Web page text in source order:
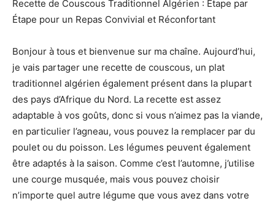
Recette de Couscous Traditionnel Algérien : Étape par
Étape pour un Repas Convivial et Réconfortant
Bonjour à tous et bienvenue sur ma chaîne. Aujourd’hui,
je vais partager une recette de couscous, un plat
traditionnel algérien également présent dans la plupart
des pays d’Afrique du Nord. La recette est assez
adaptable à vos goûts, donc si vous n’aimez pas la viande,
en particulier l’agneau, vous pouvez la remplacer par du
poulet ou du poisson. Les légumes peuvent également
être adaptés à la saison. Comme c’est l’automne, j’utilise
une courge musquée, mais vous pouvez choisir
n’importe quel autre légume que vous avez dans votre